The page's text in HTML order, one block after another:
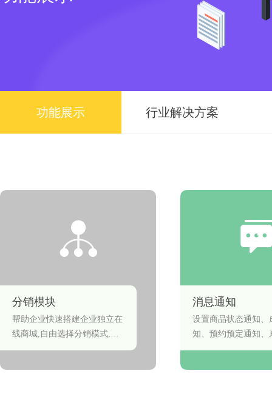
功能展示 行业解决方案
分销模块
帮助企业快速搭建企业独立在
线商城,自由选择分销模式,从
多方位,多角度提供服务支持,
消息通知
设置商品状态通知、
知、预约预定通知、
通知、会员卡开卡通